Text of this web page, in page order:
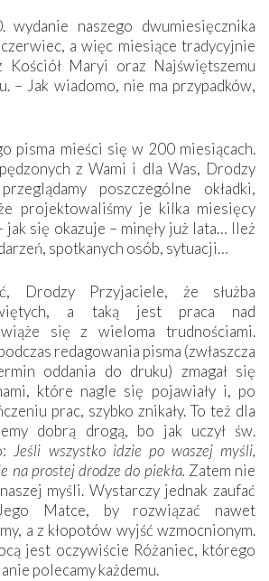
naszego dwumiesięcznika
a więc miesiące tradycyjnie
Kościół Maryi oraz Najświętszemu
– Jak wiadomo, nie ma przypadków,
pisma mieści się w 200 miesiącach.
z Wami i dla Was, Drodzy
poszczególne okładki,
projektowaliśmy je kilka miesięcy
jak się okazuje – minęły już lata… Ileż
spotkanych osób, sytuacji…
Drodzy Przyjaciele, że służba
a taką jest praca nad
wiąże się z wieloma trudnościami.
redagowania pisma (zwłaszcza
oddania do druku) zmagał się
które nagle się pojawiały i, po
prac, szybko znikały. To też dla
dobrą drogą, bo jak uczył św.
Jeśli wszystko idzie po waszej myśli,
na prostej drodze do piekła. Zatem nie
myśli. Wystarczy jednak zaufać
Matce, by rozwiązać nawet
a z kłopotów wyjść wzmocnionym.
jest oczywiście Różaniec, którego
polecamy każdemu.